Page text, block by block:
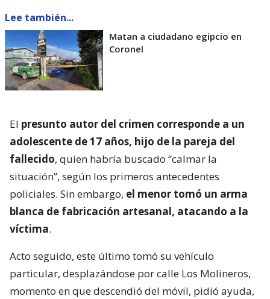
Lee también...
Matan a ciudadano egipcio en
Coronel
El presunto autor del crimen corresponde a un
adolescente de 17 años, hijo de la pareja del
fallecido, quien habría buscado “calmar la
situación”, según los primeros antecedentes
policiales. Sin embargo, el menor tomó un arma
blanca de fabricación artesanal, atacando a la
víctima.
Acto seguido, este último tomó su vehículo
particular, desplazándose por calle Los Molineros,
momento en que descendió del móvil, pidió ayuda,